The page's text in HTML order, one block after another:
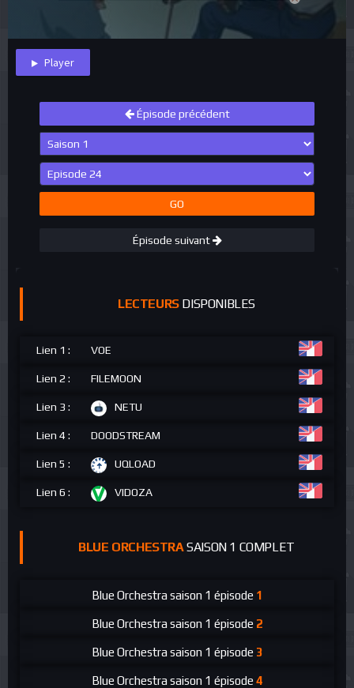
Player
Épisode précédent
GO
Épisode suivant
LECTEURSDISPONIBLES
Lien 1 : VOE
Lien 2 : FILEMOON
Lien 3 : NETU
Lien 4 : DOODSTREAM
Lien 5 : UQLOAD
Lien 6 : VIDOZA
BLUE ORCHESTRASAISON 1 COMPLET
Blue Orchestra saison 1 épisode 1
Blue Orchestra saison 1 épisode 2
Blue Orchestra saison 1 épisode 3
Blue Orchestra saison 1 épisode 4